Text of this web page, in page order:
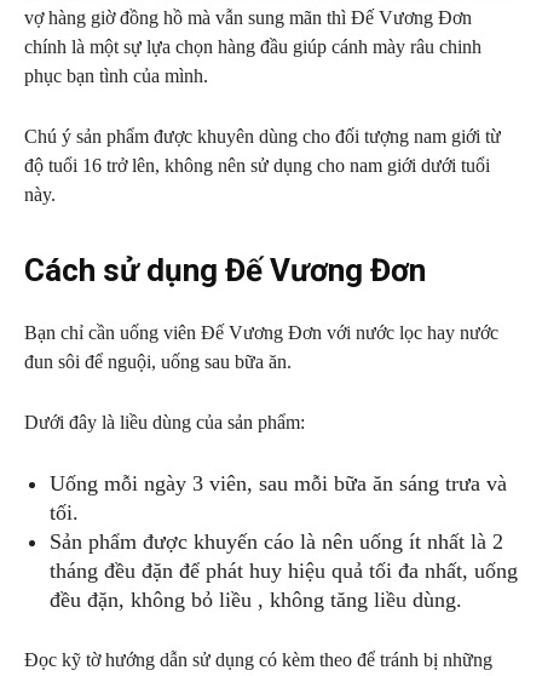
vợ hàng giờ đồng hồ mà vẫn sung mãn thì Đế Vương Đơn
chính là một sự lựa chọn hàng đầu giúp cánh mày râu chinh
phục bạn tình của mình.
Chú ý sản phẩm được khuyên dùng cho đối tượng nam giới từ
độ tuổi 16 trở lên, không nên sử dụng cho nam giới dưới tuổi
này.
Cách sử dụng Đế Vương Đơn
Bạn chỉ cần uống viên Đế Vương Đơn với nước lọc hay nước
đun sôi để nguội, uống sau bữa ăn.
Dưới đây là liều dùng của sản phẩm:
Uống mỗi ngày 3 viên, sau mỗi bữa ăn sáng trưa và
tối.
Sản phẩm được khuyến cáo là nên uống ít nhất là 2
tháng đều đặn để phát huy hiệu quả tối đa nhất, uống
đều đặn, không bỏ liều , không tăng liều dùng.
Đọc kỹ tờ hướng dẫn sử dụng có kèm theo để tránh bị những